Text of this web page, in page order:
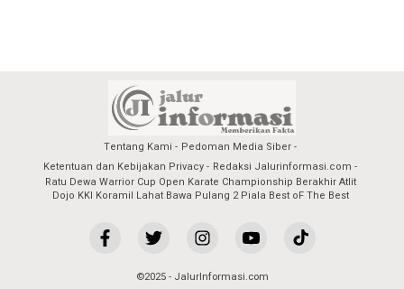
Tentang Kami
Pedoman Media Siber
Ketentuan dan Kebijakan Privacy
Redaksi Jalurinformasi.com
Ratu Dewa Warrior Cup Open Karate Championship Berakhir Atlit
Dojo KKI Koramil Lahat Bawa Pulang 2 Piala Best oF The Best
©2025 - JalurInformasi.com